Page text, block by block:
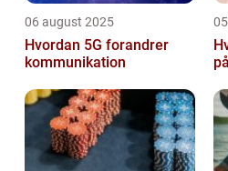
06 august 2025
Hvordan 5G forandrer
kommunikation